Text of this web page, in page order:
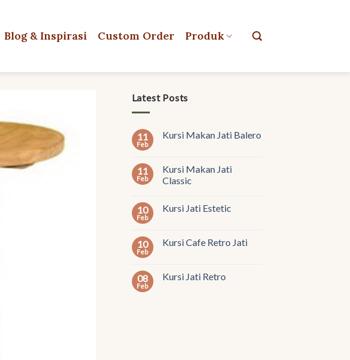
Blog & Inspirasi Custom Order Produk
Latest Posts
11
Feb
Kursi Makan Jati Balero
11
Feb
Kursi Makan Jati
Classic
10
Feb
Kursi Jati Estetic
10
Feb
Kursi Cafe Retro Jati
08
Feb
Kursi Jati Retro